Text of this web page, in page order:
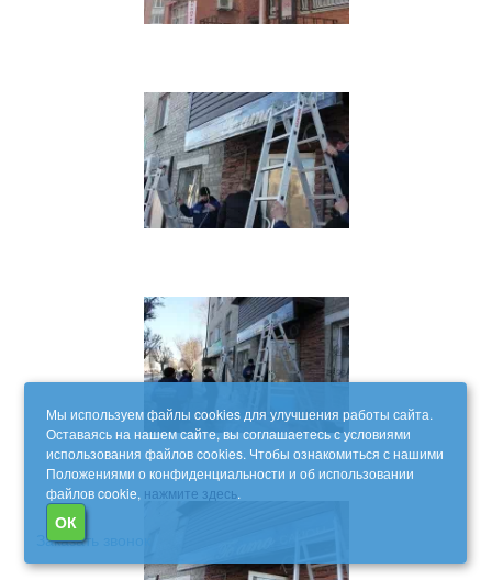
Заказать звонок
Мы используем файлы cookies для улучшения работы сайта.
Оставаясь на нашем сайте, вы соглашаетесь с условиями
использования файлов cookies. Чтобы ознакомиться с нашими
Положениями о конфиденциальности и об использовании
файлов cookie, нажмите здесь.
ОК